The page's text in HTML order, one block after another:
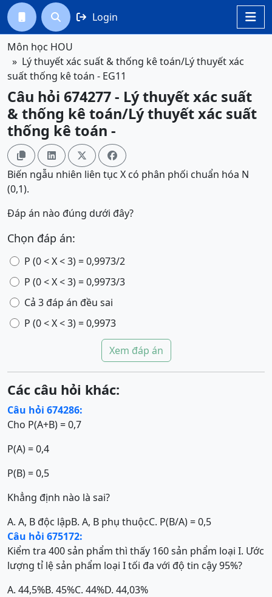

  Login
Môn học HOU
Lý thuyết xác suất & thống kê toán/Lý thuyết xác
suất thống kê toán - EG11
Câu hỏi 674277 - Lý thuyết xác suất
& thống kê toán/Lý thuyết xác suất
thống kê toán -
   
Biến ngẫu nhiên liên tục X có phân phối chuẩn hóa N
(0,1).
Đáp án nào đúng dưới đây?
Chọn đáp án:
P (0 < X < 3) = 0,9973/2
P (0 < X < 3) = 0,9973/3
Cả 3 đáp án đều sai
P (0 < X < 3) = 0,9973
Xem đáp án
Các câu hỏi khác:
Câu hỏi 674286:
Cho P(A+B) = 0,7
P(A) = 0,4
P(B) = 0,5
Khẳng định nào là sai?
A. A, B độc lậpB. A, B phụ thuộcC. P(B/A) = 0,5
Câu hỏi 675172:
Kiểm tra 400 sản phẩm thì thấy 160 sản phẩm loại I. Ước
lượng tỉ lệ sản phẩm loại I tối đa với độ tin cậy 95%?
A. 44,5%B. 45%C. 44%D. 44,03%